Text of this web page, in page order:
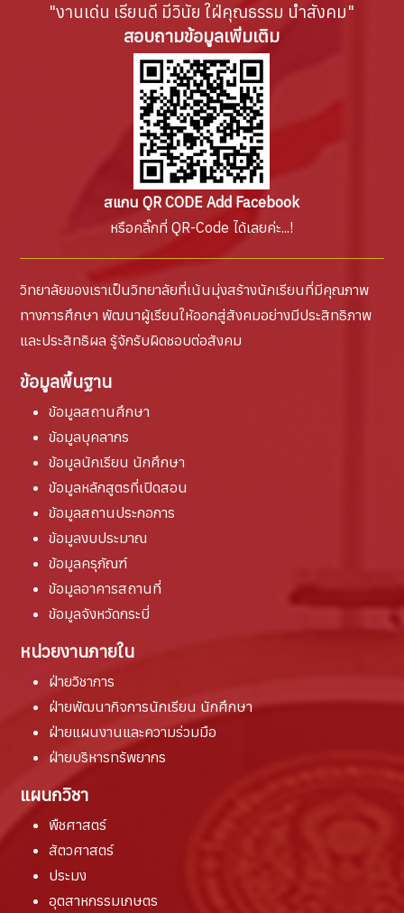
"งานเด่น เรียนดี มีวินัย ใฝ่คุณธรรม นำสังคม"
สอบถามข้อมูลเพิ่มเติม
สแกน QR CODE Add Facebook
หรือคลิ๊กที่ QR-Code ได้เลยค่ะ...!
วิทยาลัยของเราเป็นวิทยาลัยที่เน้นมุ่งสร้างนักเรียนที่มีคุณภาพ
ทางการศึกษา พัฒนาผู้เรียนให้ออกสู่สังคมอย่างมีประสิทธิภาพ
และประสิทธิผล รู้จักรับผิดชอบต่อสังคม
ข้อมูลพื้นฐาน
ข้อมูลสถานศึกษา
ข้อมูลบุคลากร
ข้อมูลนักเรียน นักศึกษา
ข้อมูลหลักสูตรที่เปิดสอน
ข้อมูลสถานประกอการ
ข้อมูลงบประมาณ
ข้อมูลครุภัณฑ์
ข้อมูลอาคารสถานที่
ข้อมูลจังหวัดกระบี่
หน่วยงานภายใน
ฝ่ายวิชาการ
ฝ่ายพัฒนากิจการนักเรียน นักศึกษา
ฝ่ายแผนงานและความร่วมมือ
ฝ่ายบริหารทรัพยากร
แผนกวิชา
พืชศาสตร์
สัตวศาสตร์
ประมง
อุตสาหกรรมเกษตร